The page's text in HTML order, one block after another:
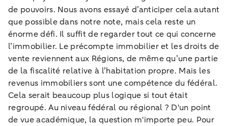
de pouvoirs. Nous avons essayé d’anticiper cela autant
que possible dans notre note, mais cela reste un
énorme défi. Il suffit de regarder tout ce qui concerne
l’immobilier. Le précompte immobilier et les droits de
vente reviennent aux Régions, de même qu’une partie
de la fiscalité relative à l’habitation propre. Mais les
revenus immobiliers sont une compétence du fédéral.
Cela serait beaucoup plus logique si tout était
regroupé. Au niveau fédéral ou régional ? D'un point
de vue académique, la question m'importe peu. Pour